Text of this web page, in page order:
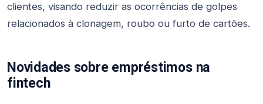
clientes, visando reduzir as ocorrências de golpes
relacionados à clonagem, roubo ou furto de cartões.
Novidades sobre empréstimos na
fintech